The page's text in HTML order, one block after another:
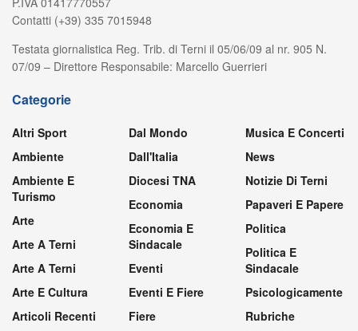
Contatti (+39) 335 7015948
Testata giornalistica Reg. Trib. di Terni il 05/06/09 al nr. 905 N.
07/09 – Direttore Responsabile: Marcello Guerrieri
Categorie
Altri Sport
Ambiente
Ambiente E
Turismo
Arte
Arte A Terni
Arte A Terni
Arte E Cultura
Articoli Recenti
Dal Mondo
Dall'Italia
Diocesi TNA
Economia
Economia E
Sindacale
Eventi
Eventi E Fiere
Fiere
Musica E Concerti
News
Notizie Di Terni
Papaveri E Papere
Politica
Politica E
Sindacale
Psicologicamente
Rubriche